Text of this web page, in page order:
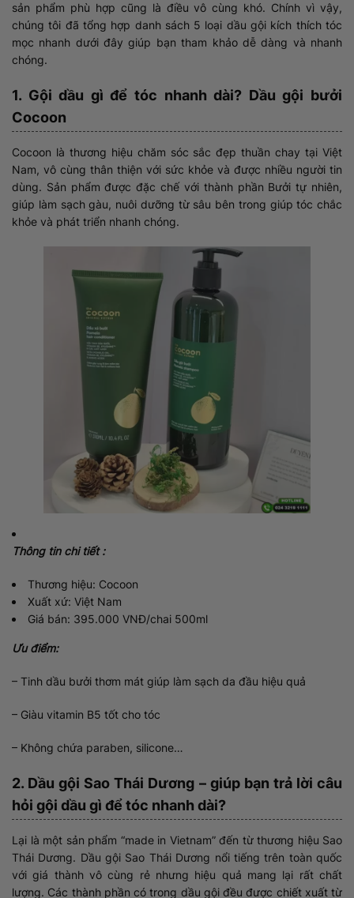
sản phẩm phù hợp cũng là điều vô cùng khó. Chính vì vậy,
chúng tôi đã tổng hợp danh sách 5 loại dầu gội kích thích tóc
mọc nhanh dưới đây giúp bạn tham khảo dễ dàng và nhanh
chóng.
1. Gội dầu gì để tóc nhanh dài? Dầu gội bưởi
Cocoon
Cocoon là thương hiệu chăm sóc sắc đẹp thuần chay tại Việt
Nam, vô cùng thân thiện với sức khỏe và được nhiều người tin
dùng. Sản phẩm được đặc chế với thành phần Bưởi tự nhiên,
giúp làm sạch gàu, nuôi dưỡng từ sâu bên trong giúp tóc chắc
khỏe và phát triển nhanh chóng.
Thông tin chi tiết :
Thương hiệu: Cocoon
Xuất xứ: Việt Nam
Giá bán: 395.000 VNĐ/chai 500ml
Ưu điểm:
– Tinh dầu bưởi thơm mát giúp làm sạch da đầu hiệu quả
– Giàu vitamin B5 tốt cho tóc
– Không chứa paraben, silicone…
2. Dầu gội Sao Thái Dương – giúp bạn trả lời câu
hỏi gội dầu gì để tóc nhanh dài?
Lại là một sản phẩm “made in Vietnam” đến từ thương hiệu Sao
Thái Dương. Dầu gội Sao Thái Dương nổi tiếng trên toàn quốc
với giá thành vô cùng rẻ nhưng hiệu quả mang lại rất chất
lượng. Các thành phần có trong dầu gội đều được chiết xuất từ